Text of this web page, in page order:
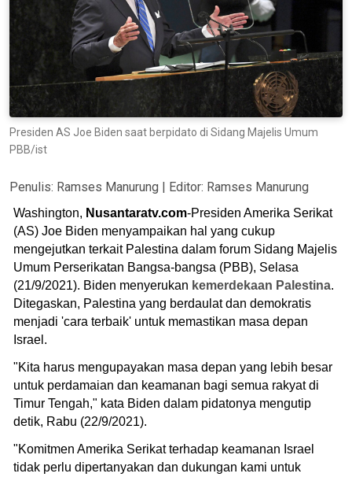
Presiden AS Joe Biden saat berpidato di Sidang Majelis Umum
PBB/ist
Penulis: Ramses Manurung | Editor: Ramses Manurung
Washington, Nusantaratv.com-Presiden Amerika Serikat
(AS) Joe Biden menyampaikan hal yang cukup
mengejutkan terkait Palestina dalam forum Sidang Majelis
Umum Perserikatan Bangsa-bangsa (PBB), Selasa
(21/9/2021). Biden menyerukan kemerdekaan Palestina.
Ditegaskan, Palestina yang berdaulat dan demokratis
menjadi 'cara terbaik' untuk memastikan masa depan
Israel.
"Kita harus mengupayakan masa depan yang lebih besar
untuk perdamaian dan keamanan bagi semua rakyat di
Timur Tengah," kata Biden dalam pidatonya mengutip
detik, Rabu (22/9/2021).
"Komitmen Amerika Serikat terhadap keamanan Israel
tidak perlu dipertanyakan dan dukungan kami untuk